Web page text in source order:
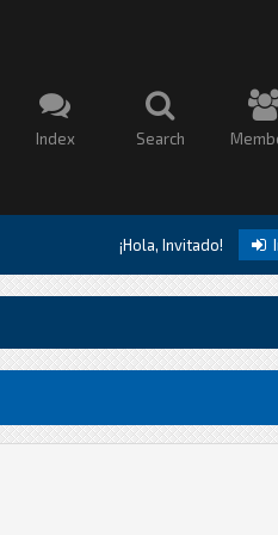
Index Search
¡Hola, Invitado!